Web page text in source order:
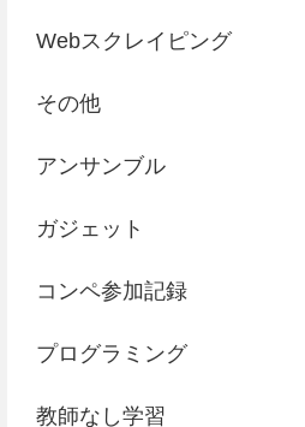
Webスクレイピング
その他
アンサンブル
ガジェット
コンペ参加記録
プログラミング
教師なし学習